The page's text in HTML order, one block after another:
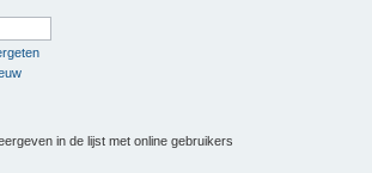
in de lijst met online gebruikers